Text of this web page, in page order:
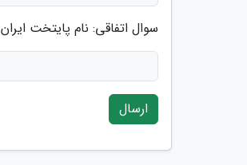
سوال اتفاقی: نام پایتخت
ارسال